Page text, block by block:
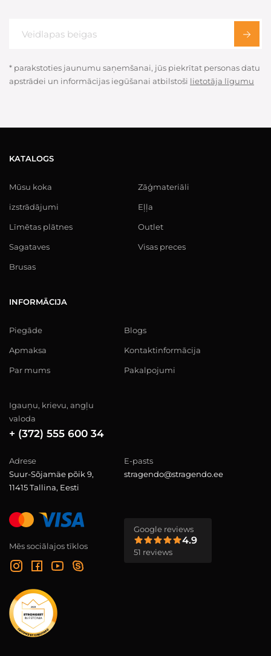
* parakstoties jaunumu saņemšanai, jūs piekrītat personas datu
apstrādei un informācijas iegūšanai atbilstoši lietotāja līgumu
KATALOGS
Mūsu koka
izstrādājumi
Līmētas plātnes
Sagataves
Brusas
Zāģmateriāli
Eļļa
Outlet
Visas preces
INFORMĀCIJA
Piegāde
Apmaksa
Par mums
Blogs
Kontaktinformācija
Pakalpojumi
Igauņu, krievu, angļu
valoda
+ (372) 555 600 34
Adrese
Suur-Sõjamäe põik 9,
11415 Tallina, Eesti
E-pasts
stragendo@stragendo.ee
Mēs sociālajos tīklos
Google reviews
4.9
51 reviews